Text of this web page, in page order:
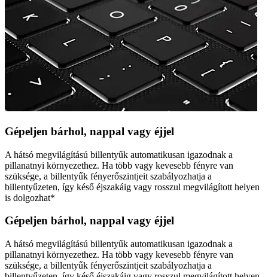
Gépeljen bárhol, nappal vagy éjjel
A hátsó megvilágítású billentyűk automatikusan igazodnak a
pillanatnyi környezethez. Ha több vagy kevesebb fényre van
szüksége, a billentyűk fényerőszintjeit szabályozhatja a
billentyűzeten, így késő éjszakáig vagy rosszul megvilágított helyen
is dolgozhat*
Gépeljen bárhol, nappal vagy éjjel
A hátsó megvilágítású billentyűk automatikusan igazodnak a
pillanatnyi környezethez. Ha több vagy kevesebb fényre van
szüksége, a billentyűk fényerőszintjeit szabályozhatja a